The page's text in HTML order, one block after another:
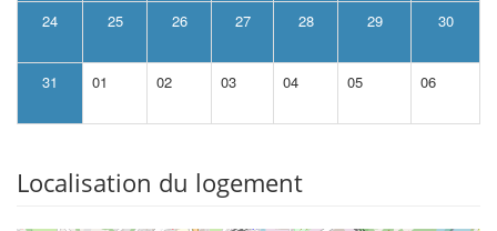
24 25 26 27 28 29 30
31 01 02 03 04 05 06
Localisation du logement